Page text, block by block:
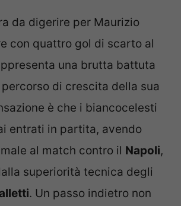
da digerire per Maurizio
con quattro gol di scarto al
una brutta battuta
percorso di crescita della sua
è che i biancocelesti
entrati in partita, avendo
al match contro il Napoli,
superiorità tecnica degli
. Un passo indietro non